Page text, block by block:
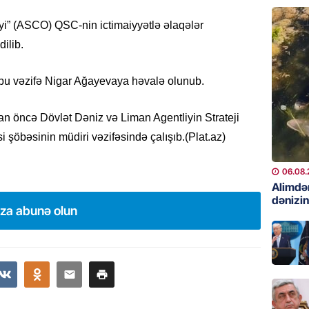
(ASCO) QSC-nin ictimaiyyətlə əlaqələr
vəzifə Nigar Ağayevaya həvalə olunub.
öncə Dövlət Dəniz və Liman Agentliyin Strateji
şöbəsinin müdiri vəzifəsində çalışıb.(Plat.az)
abunə olun
GÜNDƏM
etdiyi
DOSYE
GÜNDƏM
David
bağlı
DÜNYA
əl-